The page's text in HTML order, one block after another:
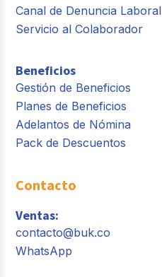
Canal de Denuncia Laboral
Servicio al Colaborador
Beneficios
Gestión de Beneficios
Planes de Beneficios
Adelantos de Nómina
Pack de Descuentos
Contacto
Ventas:
contacto@buk.co
WhatsApp